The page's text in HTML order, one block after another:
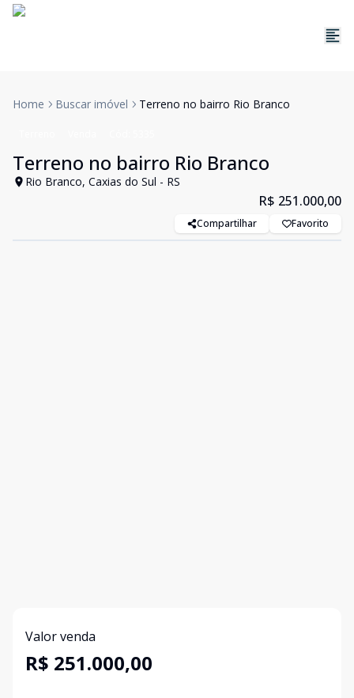
Home Buscar imóvel Terreno no bairro Rio Branco
Terreno no bairro Rio Branco
Rio Branco, Caxias do Sul - RS
R$ 251.000,00
Compartilhar Favorito
Valor venda
R$ 251.000,00